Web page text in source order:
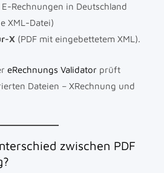
Rechnungen in Deutschland
XML-Datei)
X (PDF mit eingebettetem XML).
eRechnungs Validator prüft
Dateien – XRechnung und
zwischen PDF